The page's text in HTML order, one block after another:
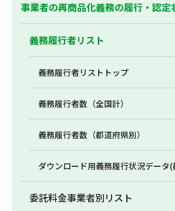
事業者の再商品化義務の履行・認定
義務履行者リスト
義務履行者リストトップ
義務履行者数（全国計）
義務履行者数（都道府県別）
ダウンロード用義務履行状況データ
委託料金事業者別リスト